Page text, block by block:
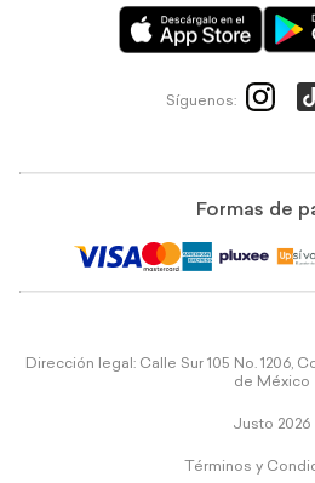
Síguenos:
Formas de
Dirección legal: Calle Sur 105 No. 1206,
de México
Justo 2026
Términos y